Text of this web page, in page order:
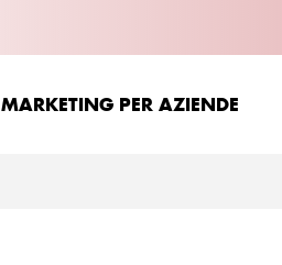
MARKETING PER AZIENDE
MARKETING PER AZIENDE